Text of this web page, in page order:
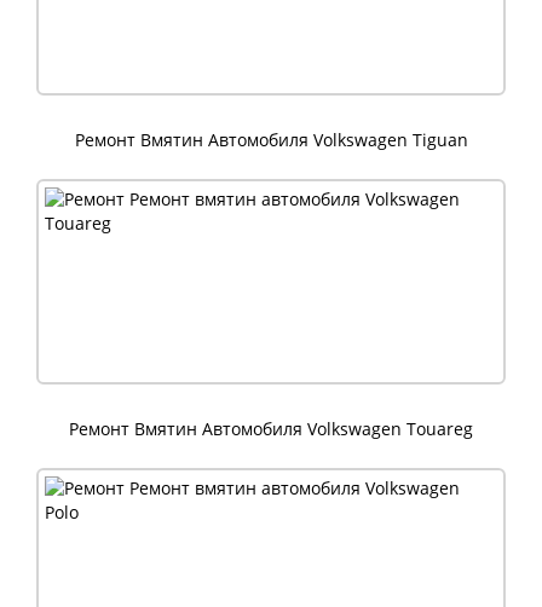
Ремонт Вмятин Автомобиля Volkswagen Tiguan
Ремонт Вмятин Автомобиля Volkswagen Touareg